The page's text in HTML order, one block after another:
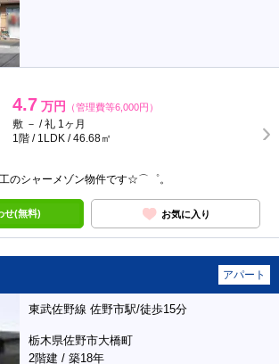
4.7 万円 （管理費等6,000円）
敷 － / 礼 1ヶ月
1階 / 1LDK / 46.68㎡
のシャーメゾン物件です☆⌒゜。
せ(無料) お気に入り
アパート
東武佐野線 佐野市駅/徒歩15分
栃木県佐野市大橋町
2階建 / 築18年